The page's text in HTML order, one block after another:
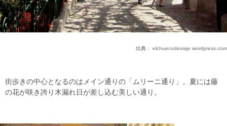
出典： elchuecodeviaje.wordpress.com
街歩きの中心となるのはメイン通りの「ムリーニ通り」。夏には藤
の花が咲き誇り木漏れ日が差し込む美しい通り。